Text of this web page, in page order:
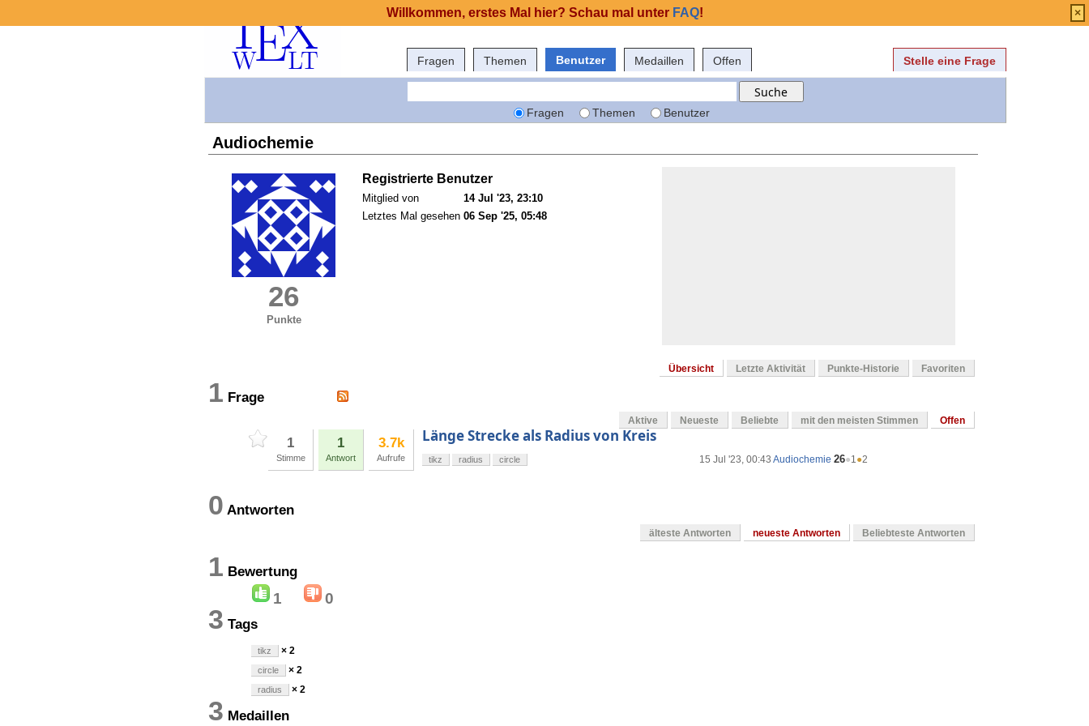
Fragen Themen Benutzer Medaillen Offen Stelle eine Frage
Fragen Themen Benutzer
Audiochemie
26
Punkte
Registrierte Benutzer
Mitglied von
14 Jul '23, 23:10
Letztes Mal gesehen 06 Sep '25, 05:48
Übersicht Letzte Aktivität Punkte-Historie Favoriten
1 Frage
Aktive Neueste Beliebte mit den meisten Stimmen Offen
1
Stimme
1
Antwort
3.7k
Aufrufe
Länge Strecke als Radius von Kreis
15 Jul '23, 00:43 Audiochemie 26●1●2
tikz radius circle
0 Antworten
älteste Antworten neueste Antworten Beliebteste Antworten
1 Bewertung
1 0
3 Tags
tikz × 2
circle × 2
radius × 2
3 Medaillen
Willkommen, erstes Mal hier? Schau mal unter FAQ! ×